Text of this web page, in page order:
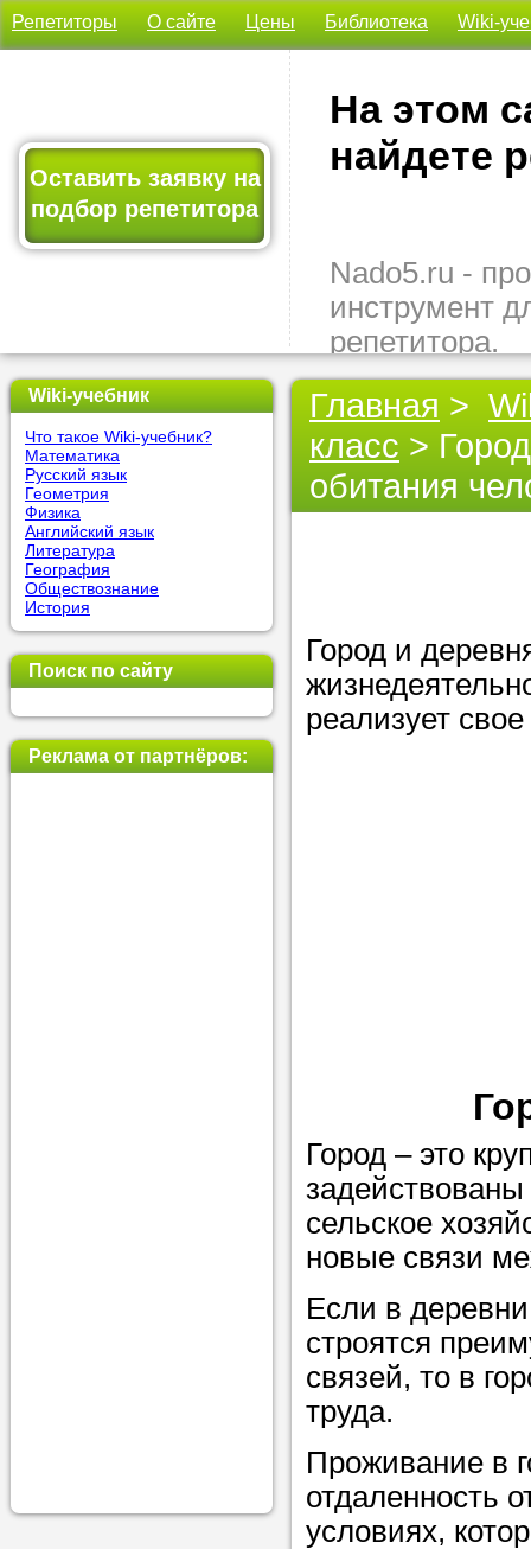
Репетиторы О сайте Цены Библиотека Wiki-
Оставить заявку на
подбор репетитора
На этом
найдете
Nado5.ru -
инструмент
репетитора.
Здесь вы
подходящего
быстро,
бесплатно.
Или найдите
нашей базе
вопросам
Задайте
Больше не
помощью -
Nado5.ru!
Наши
помогут
Wiki-учебник
Что такое Wiki-учебник?
Математика
Русский язык
Геометрия
Физика
Английский язык
Литература
География
Обществознание
История
Поиск по сайту
Реклама от партнёров:
Главная >
класс >
обитания
Город и
реализует
Город – это
сельское
новые связи
Если в
строятся
связей, то в
труда.
Проживание в
отдаленность
условиях,